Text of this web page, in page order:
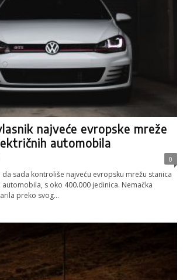
najveće evropske mreže
automobila
0
sada kontroliše najveću evropsku mrežu stanica
s oko 400.000 jedinica. Nemačka
preko svog...